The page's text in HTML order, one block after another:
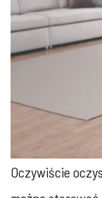
Oczywiście